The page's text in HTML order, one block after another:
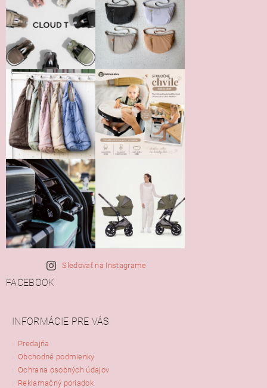
Sledovať na Instagrame
FACEBOOK
INFORMÁCIE PRE VÁS
Predajňa
Obchodné podmienky
Ochrana osobných údajov
Reklamačný poriadok